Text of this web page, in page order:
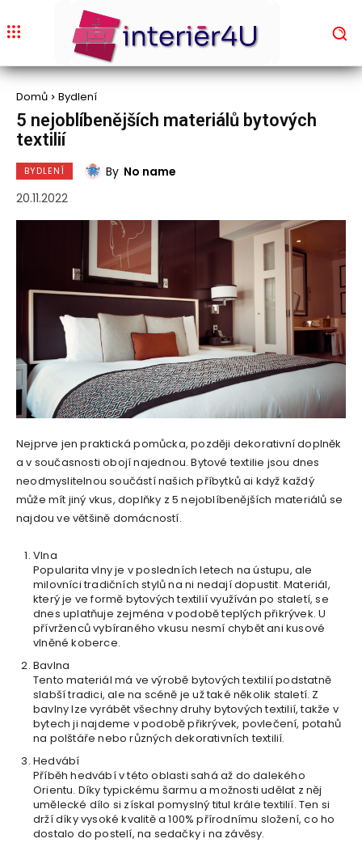
Domů Bydlení
5 nejoblíbenějších materiálů bytových
textilií
BYDLENÍ By No name
20.11.2022
Nejprve jen praktická pomůcka, později dekorativní doplněk
a v současnosti obojí najednou. Bytové textilie jsou dnes
neodmyslitelnou součástí našich příbytků ai když každý
může mít jiný vkus, doplňky z 5 nejoblíbenějších materiálů se
najdou ve většině domácností.
Vlna
Popularita vlny je v posledních letech na ústupu, ale
milovníci tradičních stylů na ni nedají dopustit. Materiál,
který je ve formě bytových textilií využíván po staletí, se
dnes uplatňuje zejména v podobě teplých přikrývek. U
přívrženců vybíraného vkusu nesmí chybět ani kusové
vlněné koberce.
Bavlna
Tento materiál má ve výrobě bytových textilií podstatně
slabší tradici, ale na scéně je už také několik staletí. Z
bavlny lze vyrábět všechny druhy bytových textilií, takže v
bytech ji najdeme v podobě přikrývek, povlečení, potahů
na polštáře nebo různých dekorativních textilií.
Hedvábí
Příběh hedvábí v této oblasti sahá až do dalekého
Orientu. Díky typickému šarmu a možnosti udělat z něj
umělecké dílo si získal pomyslný titul krále textilií. Ten si
drží díky vysoké kvalitě a 100% přírodnímu složení, co ho
dostalo do postelí, na sedačky i na závěsy.